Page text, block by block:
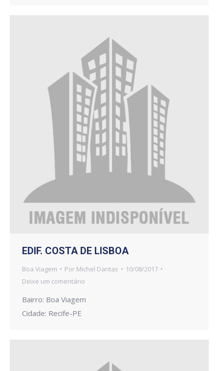
EDIF. COSTA DE LISBOA
Boa Viagem Por Michel Dantas
10/08/2017
Deixe um comentário
Bairro: Boa Viagem
Cidade: Recife-PE